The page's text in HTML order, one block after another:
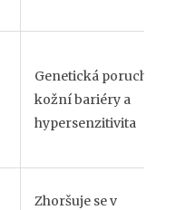
Genetická porucha
kožní bariéry a
hypersenzitivita
Zhoršuje se v